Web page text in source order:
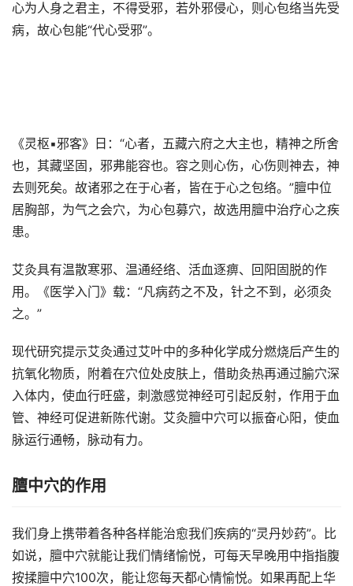
心为人身之君主，不得受邪，若外邪侵心，则心包络当先受
病，故心包能“代心受邪”。
《灵枢▪邪客》日：“心者，五藏六府之大主也，精神之所舍
也，其藏坚固，邪弗能容也。容之则心伤，心伤则神去，神
去则死矣。故诸邪之在于心者，皆在于心之包络。”膻中位
居胸部，为气之会穴，为心包募穴，故选用膻中治疗心之疾
患。
艾灸具有温散寒邪、温通经络、活血逐痹、回阳固脱的作
用。《医学入门》载：“凡病药之不及，针之不到，必须灸
之。”
现代研究提示艾灸通过艾叶中的多种化学成分燃烧后产生的
抗氧化物质，附着在穴位处皮肤上，借助灸热再通过腧穴深
入体内，使血行旺盛，刺激感觉神经可引起反射，作用于血
管、神经可促进新陈代谢。艾灸膻中穴可以振奋心阳，使血
脉运行通畅，脉动有力。
膻中穴的作用
我们身上携带着各种各样能治愈我们疾病的“灵丹妙药”。比
如说，膻中穴就能让我们情绪愉悦，可每天早晚用中指指腹
按揉膻中穴100次，能让您每天都心情愉悦。如果再配上华